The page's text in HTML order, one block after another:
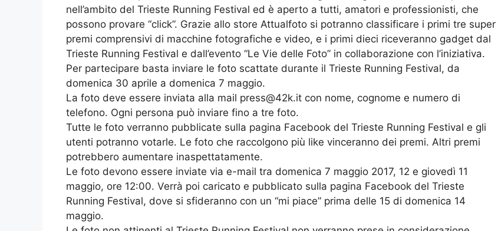
nell’ambito del Trieste Running Festival ed è aperto a tutti, amatori e professionisti, che
possono provare “click”. Grazie allo store Attualfoto si potranno classificare i primi tre super
premi comprensivi di macchine fotografiche e video, e i primi dieci riceveranno gadget dal
Trieste Running Festival e dall’evento “Le Vie delle Foto” in collaborazione con l’iniziativa.
Per partecipare basta inviare le foto scattate durante il Trieste Running Festival, da
domenica 30 aprile a domenica 7 maggio.
La foto deve essere inviata alla mail press@42k.it con nome, cognome e numero di
telefono. Ogni persona può inviare fino a tre foto.
Tutte le foto verranno pubblicate sulla pagina Facebook del Trieste Running Festival e gli
utenti potranno votarle. Le foto che raccolgono più like vinceranno dei premi. Altri premi
potrebbero aumentare inaspettatamente.
Le foto devono essere inviate via e-mail tra domenica 7 maggio 2017, 12 e giovedì 11
maggio, ore 12:00. Verrà poi caricato e pubblicato sulla pagina Facebook del Trieste
Running Festival, dove si sfideranno con un “mi piace” prima delle 15 di domenica 14
maggio.